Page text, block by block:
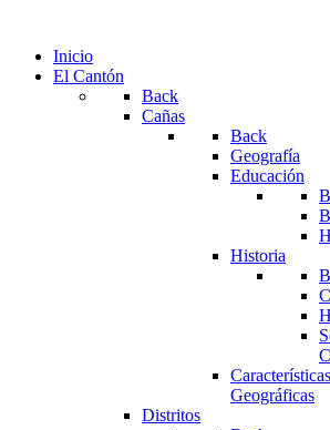
Inicio
El Cantón
Back
Cañas
Back
Geografía
Educación
Historia
Geográficas
Distritos